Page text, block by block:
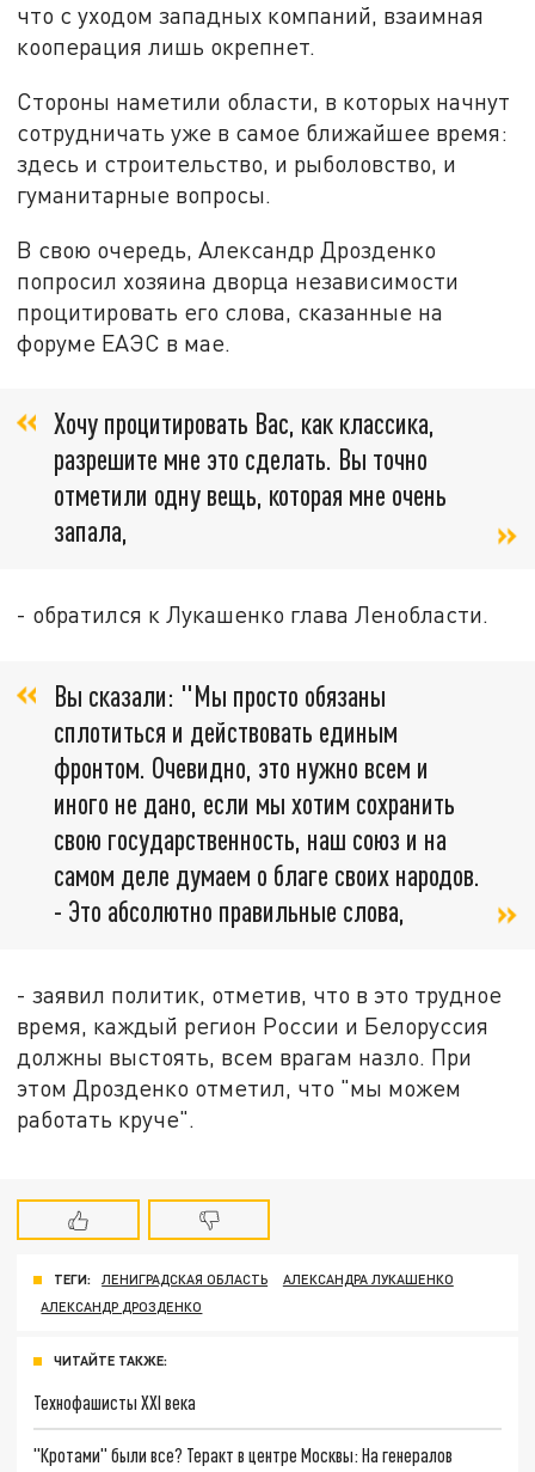
что с уходом западных компаний, взаимная
кооперация лишь окрепнет.
Стороны наметили области, в которых начнут
сотрудничать уже в самое ближайшее время:
здесь и строительство, и рыболовство, и
гуманитарные вопросы.
В свою очередь, Александр Дрозденко
попросил хозяина дворца независимости
процитировать его слова, сказанные на
форуме ЕАЭС в мае.
Хочу процитировать Вас, как классика,
разрешите мне это сделать. Вы точно
отметили одну вещь, которая мне очень
запала,
- обратился к Лукашенко глава Ленобласти.
Вы сказали: "Мы просто обязаны
сплотиться и действовать единым
фронтом. Очевидно, это нужно всем и
иного не дано, если мы хотим сохранить
свою государственность, наш союз и на
самом деле думаем о благе своих народов.
- Это абсолютно правильные слова,
- заявил политик, отметив, что в это трудное
время, каждый регион России и Белоруссия
должны выстоять, всем врагам назло. При
этом Дрозденко отметил, что "мы можем
работать круче".
ТЕГИ: ЛЕНИГРАДСКАЯ ОБЛАСТЬ
АЛЕКСАНДРА ЛУКАШЕНКО
АЛЕКСАНДР ДРОЗДЕНКО
ЧИТАЙТЕ ТАКЖЕ:
Технофашисты XXI века
"Кротами" были все? Теракт в центре Москвы: На генералов